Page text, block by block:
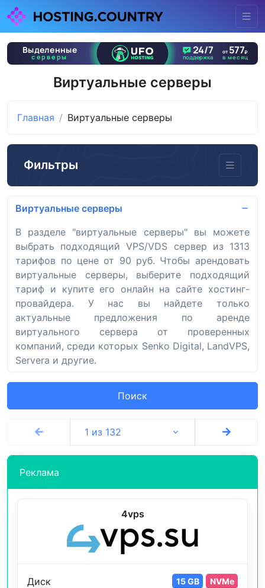
Виртуальные серверы
Главная Виртуальные серверы
Фильтры
Виртуальные серверы
В разделе "виртуальные серверы" вы можете
выбрать подходящий VPS/VDS сервер из 1313
тарифов по цене от 90 руб. Чтобы арендовать
виртуальные серверы, выберите подходящий
тариф и купите его онлайн на сайте хостинг-
провайдера. У нас вы найдете только
актуальные предложения по аренде
виртуального сервера от проверенных
компаний, среди которых Senko Digital, LandVPS,
Servera и другие.
Поиск
1 из 132
Реклама
4vps
Диск 15 GB NVMe